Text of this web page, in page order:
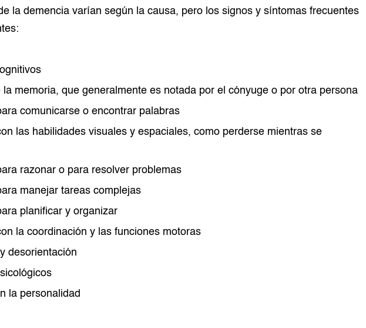
la demencia varían según la causa, pero los signos y síntomas frecuentes
la memoria, que generalmente es notada por el cónyuge o por otra persona
comunicarse o encontrar palabras
las habilidades visuales y espaciales, como perderse mientras se
razonar o para resolver problemas
manejar tareas complejas
planificar y organizar
la coordinación y las funciones motoras
desorientación
la personalidad